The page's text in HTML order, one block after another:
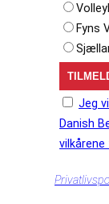
Fyns
Jeg
Danish